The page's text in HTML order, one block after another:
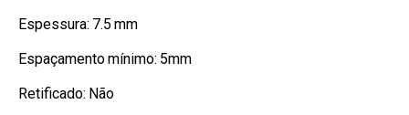
Espessura: 7.5 mm
Espaçamento mínimo: 5mm
Retificado: Não